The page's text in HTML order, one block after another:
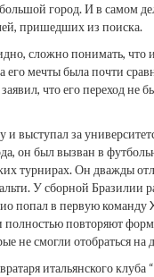
город. И в самом
пришедших из поиска.
сложно понимать, что
его мечты была почти
что его переход не
выступал за
он был вызван в
турнирах. Он дважды
У сборной Бразилии
в первую команду
полностью повторяют
не смогли отобраться
итальянского